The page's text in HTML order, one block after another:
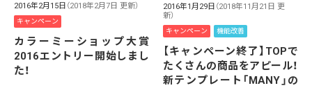
2016年2月15日 （2018年2月7日 更新）
キャンペーン
カラーミーショップ大賞
2016エントリー開始しまし
た！
2016年1月29日 （2018年11月21日 更
新）
キャンペーン 機能改善
【キャンペーン終了】TOPで
たくさんの商品をアピール！
新テンプレート「MANY」の